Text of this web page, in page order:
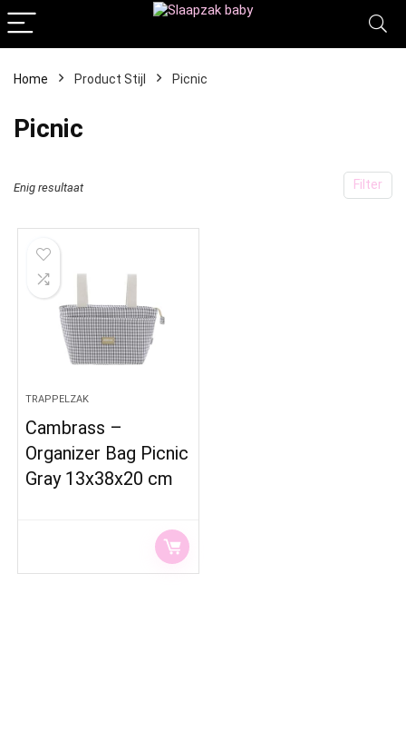
Home Product Stijl ‎Picnic
‎Picnic
Filter
Enig resultaat
TRAPPELZAK
Cambrass –
Organizer Bag Picnic
Gray 13x38x20 cm